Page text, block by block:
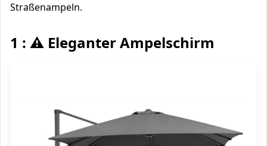
Straßenampeln.
1 : ⚠️ Eleganter Ampelschirm